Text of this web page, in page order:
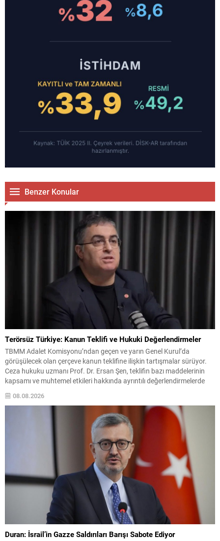
Benzer Konular
Terörsüz Türkiye: Kanun Teklifi ve Hukuki Değerlendirmeler
TBMM Adalet Komisyonu’ndan geçen ve yarın Genel Kurul’da
görüşülecek olan çerçeve kanun teklifine ilişkin tartışmalar sürüyor.
Ceza hukuku uzmanı Prof. Dr. Ersan Şen, teklifin bazı maddelerinin
kapsamı ve muhtemel etkileri hakkında ayrıntılı değerlendirmelerde
bulundu. Şen’e göre, teklifin amaç ve kapsam bölümünde PKK/KCK
suçlarına yer verildiği belirtilse de, bazı istisnalar yöneticilerin...
08.08.2026
Duran: İsrail’in Gazze Saldırıları Barışı Sabote Ediyor